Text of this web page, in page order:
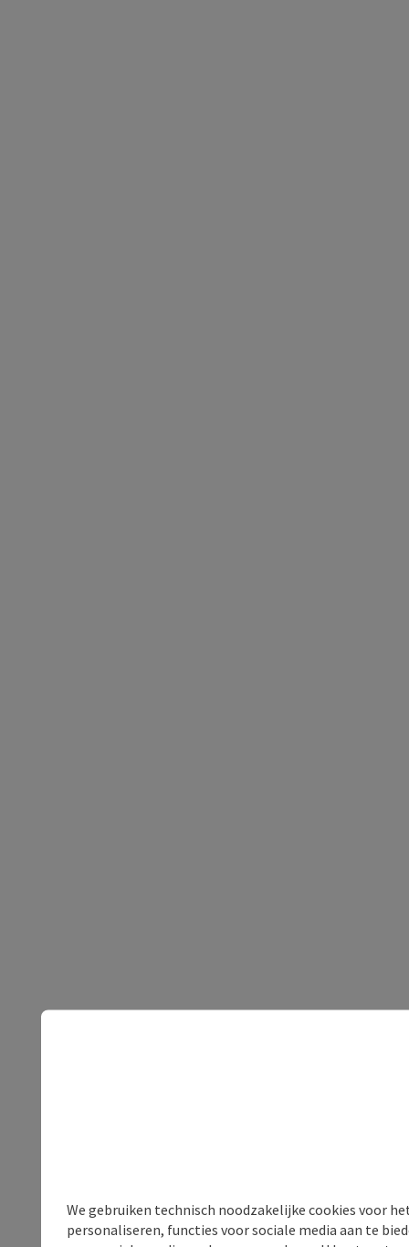
We gebruiken technisch noodzakelijke cookies voor
personaliseren, functies voor sociale media aan te